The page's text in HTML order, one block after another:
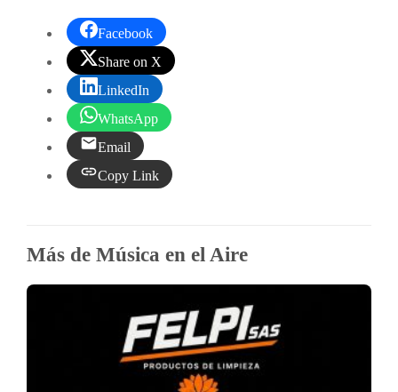
Facebook
Share on X
LinkedIn
WhatsApp
Email
Copy Link
Más de Música en el Aire